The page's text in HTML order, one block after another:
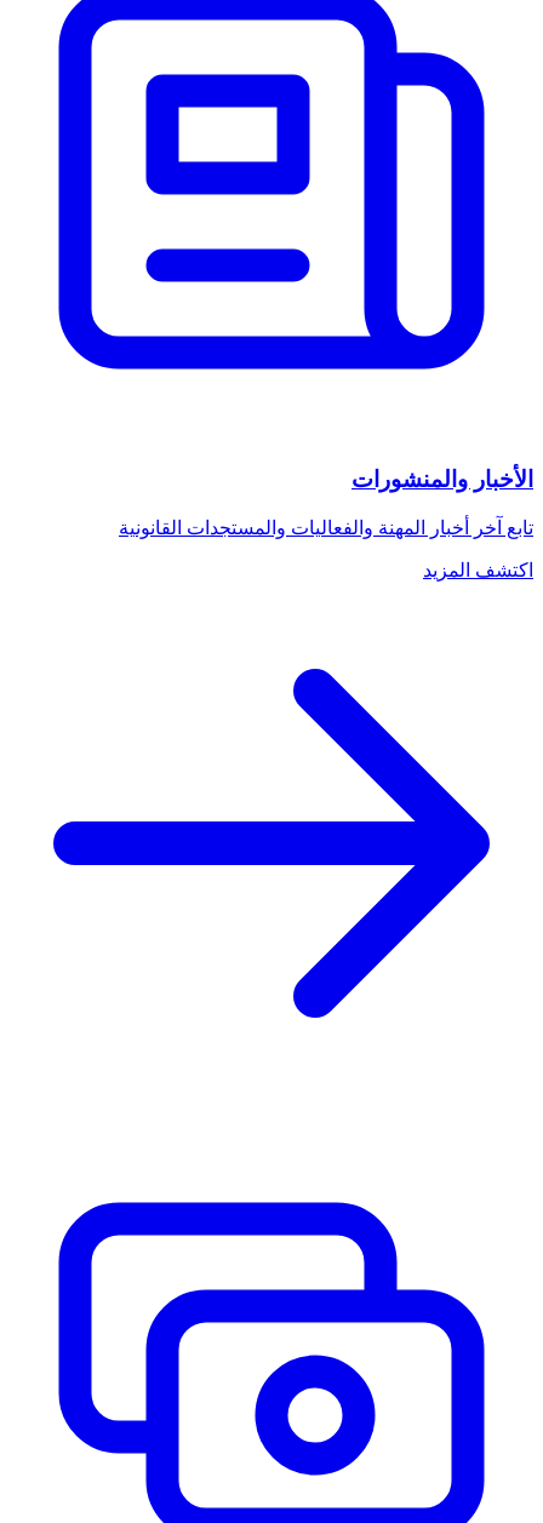
الأخبار والمنشورات
تابع آخر أخبار المهنة والفعاليات والمستجدات القانونية
اكتشف المزيد